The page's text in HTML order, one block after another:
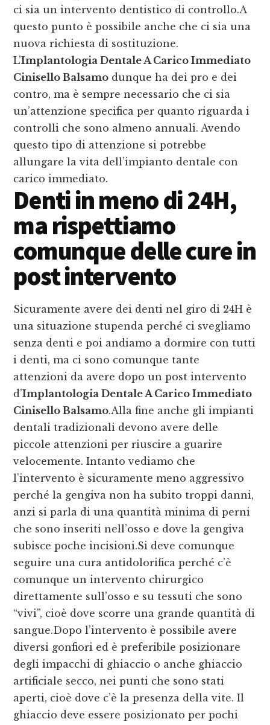
ci sia un intervento dentistico di controllo.A
questo punto è possibile anche che ci sia una
nuova richiesta di sostituzione.
L’Implantologia Dentale A Carico Immediato
Cinisello Balsamo dunque ha dei pro e dei
contro, ma è sempre necessario che ci sia
un’attenzione specifica per quanto riguarda i
controlli che sono almeno annuali. Avendo
questo tipo di attenzione si potrebbe
allungare la vita dell’impianto dentale con
carico immediato.
Denti in meno di 24H,
ma rispettiamo
comunque delle cure in
post intervento
Sicuramente avere dei denti nel giro di 24H è
una situazione stupenda perché ci svegliamo
senza denti e poi andiamo a dormire con tutti
i denti, ma ci sono comunque tante
attenzioni da avere dopo un post intervento
d’Implantologia Dentale A Carico Immediato
Cinisello Balsamo.Alla fine anche gli impianti
dentali tradizionali devono avere delle
piccole attenzioni per riuscire a guarire
velocemente. Intanto vediamo che
l’intervento è sicuramente meno aggressivo
perché la gengiva non ha subito troppi danni,
anzi si parla di una quantità minima di perni
che sono inseriti nell’osso e dove la gengiva
subisce poche incisioni.Si deve comunque
seguire una cura antidolorifica perché c’è
comunque un intervento chirurgico
direttamente sull’osso e su tessuti che sono
“vivi”, cioè dove scorre una grande quantità di
sangue.Dopo l’intervento è possibile avere
diversi gonfiori ed è preferibile posizionare
degli impacchi di ghiaccio o anche ghiaccio
artificiale secco, nei punti che sono stati
aperti, cioè dove c’è la presenza della vite. Il
ghiaccio deve essere posizionato per pochi